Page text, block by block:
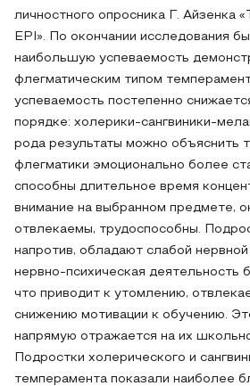
личностного опросника Г. Айзeнка
EPI». По окончании исследования
наибольшую успеваемость
флегматическим типом
успеваемость постепенно
порядке: холерики-сангвиники-
рода результаты можно объяснить
флегматики эмоционально более
способны длительное время
внимание на выбранном предмете,
отвлекаемы, трудоспособны.
напротив, обладают слабой нервной
нервно-психическая деятельность
что приводит к утомлению,
снижению мотивации к обучению.
напрямую отражается на их
Подростки холерического и
темперамента показали наиболее